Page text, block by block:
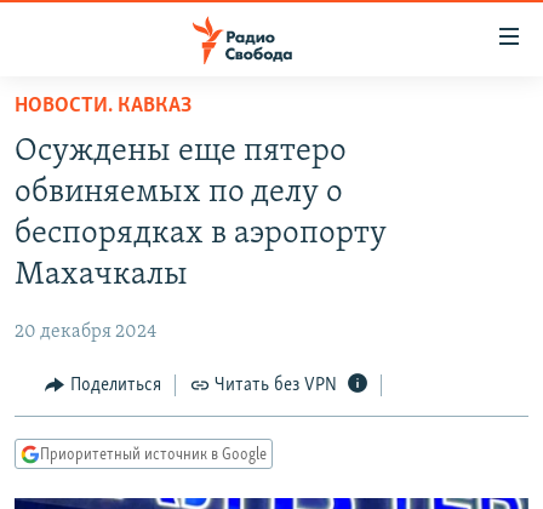
упрощенного
доступа
Вернуться
основному
содержанию
навигации
Вернутся
ПОДКАСТЫ
АВТОРСКИЕ ПРОЕКТЫ
ЦИТАТЫ СВОБОДЫ
КУЛЬТУРА
IDEL.РЕАЛИИ
КАВКАЗ.РЕАЛИИ
НОВОСТИ. КАВКАЗ
Осуждены еще пятеро
обвиняемых по делу о
беспорядках в аэропорту
Махачкалы
20 декабря 2024
Поделиться Читать без VPN
Приоритетный источник в Google